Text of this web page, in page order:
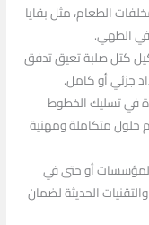
الطعام، مثل بقايا
الطهي.
كتل صلبة تعيق تدفق
جزئي أو كامل.
في تسليك الخطوط
حلول متكاملة ومهنية
أو حتى في
الحديثة لضمان